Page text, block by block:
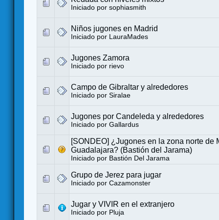
Iniciado por sophiasmith
Niños jugones en Madrid
Iniciado por LauraMades
Jugones Zamora
Iniciado por rievo
Campo de Gibraltar y alrededores
Iniciado por Siralae
Jugones por Candeleda y alrededores
Iniciado por Gallardus
[SONDEO] ¿Jugones en la zona norte de
Guadalajara? (Bastión del Jarama)
Iniciado por Bastión Del Jarama
Grupo de Jerez para jugar
Iniciado por Cazamonster
Jugar y VIVIR en el extranjero
Iniciado por Pluja